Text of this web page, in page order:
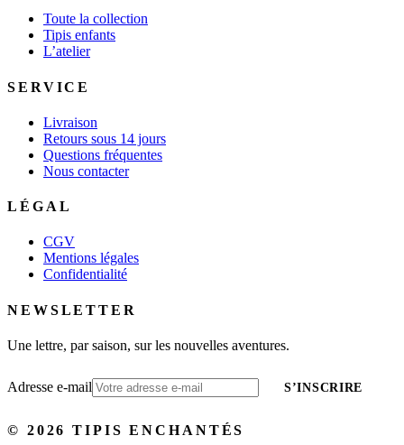
Toute la collection
Tipis enfants
L’atelier
SERVICE
Livraison
Retours sous 14 jours
Questions fréquentes
Nous contacter
LÉGAL
CGV
Mentions légales
Confidentialité
NEWSLETTER
Une lettre, par saison, sur les nouvelles aventures.
Adresse e-mail S’INSCRIRE
© 2026 TIPIS ENCHANTÉS